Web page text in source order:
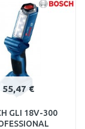
55,47 €
GLI 18V-300